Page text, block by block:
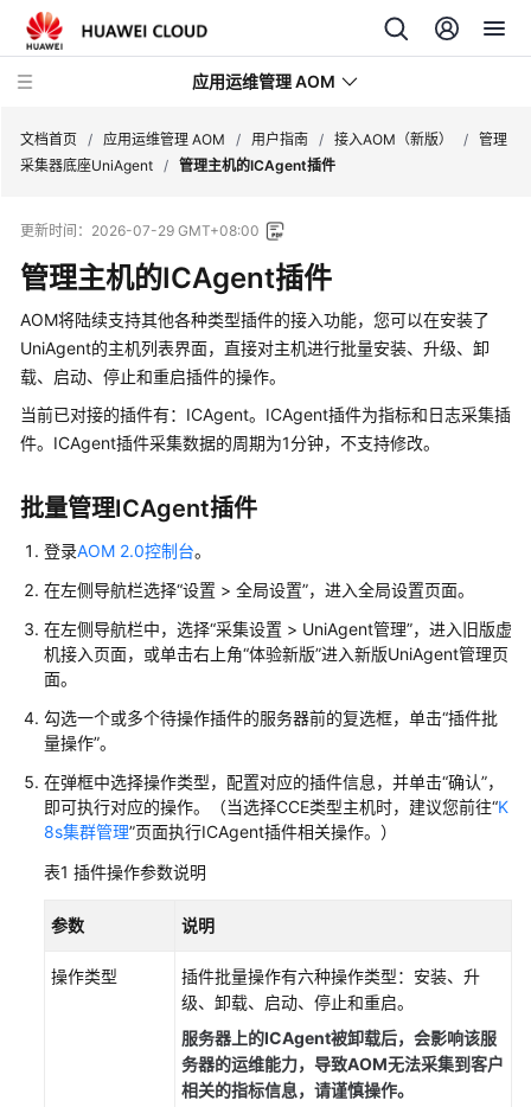
应用运维管理 AOM
新
动
态
产
品
绍
费
明
速
入
门
用
户
指
南
通
IAM
予
文档首页 / 应用运维管理 AOM / 用户指南 / 接入AOM（新版） / 管理
采集器底座UniAgent / 管理主机的ICAgent插件
更新时间： 2026-07-29 GMT+08:00
管理主机的ICAgent插件
AOM将陆续支持其他各种类型插件的接入功能，您可以在安装了
UniAgent的主机列表界面，直接对主机进行批量安装、升级、卸
载、启动、停止和重启插件的操作。
当前已对接的插件有：ICAgent。ICAgent插件为指标和日志采集插
件。ICAgent插件采集数据的周期为1分钟，不支持修改。
批量管理ICAgent插件
登录AOM 2.0控制台。
在左侧导航栏选择“设置 > 全局设置”，进入全局设置页面。
在左侧导航栏中，选择“采集设置 > UniAgent管理”，进入旧版虚
机接入页面，或单击右上角“体验新版”进入新版UniAgent管理页
面。
勾选一个或多个待操作插件的服务器前的复选框，单击“插件批
量操作”。
在弹框中选择操作类型，配置对应的插件信息，并单击“确认”，
即可执行对应的操作。（当选择CCE类型主机时，建议您前往“K
8s集群管理”页面执行ICAgent插件相关操作。）
表1 插件操作参数说明
参数 说明
操作类型
插件批量操作有六种操作类型：安装、升
级、卸载、启动、停止和重启。
服务器上的ICAgent被卸载后，会影响该服
务器的运维能力，导致AOM无法采集到客户
相关的指标信息，请谨慎操作。